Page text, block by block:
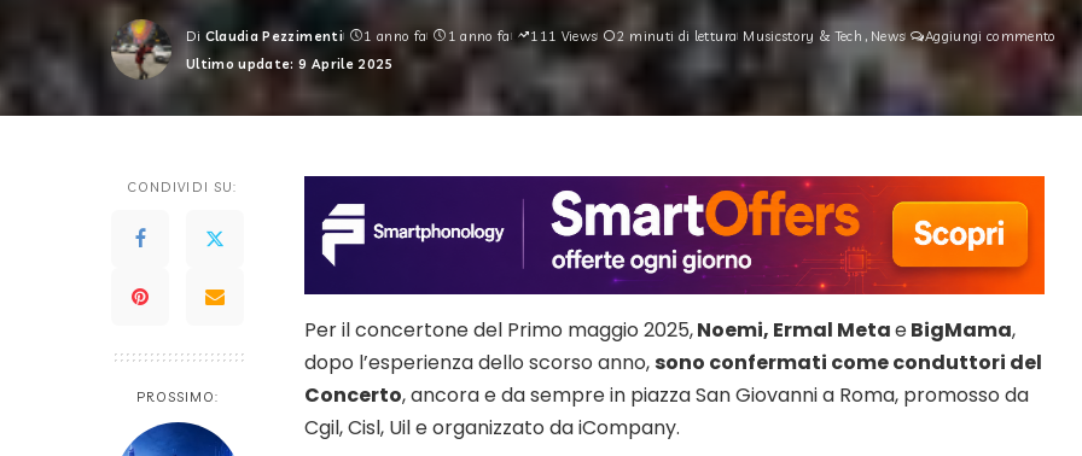
Posted
by
Di Claudia Pezzimenti 1 anno fa 1 anno fa 111 Views 2 minuti di lettura Musicstory & Tech News
Aggiungi commento
Ultimo update: 9 Aprile 2025
CONDIVIDI SU:
PROSSIMO:
Per il concertone del Primo maggio 2025,Noemi, Ermal MetaeBigMama,
dopo l’esperienza dello scorso anno,sono confermati come conduttori del
Concerto, ancora e da sempre in piazza San Giovanni a Roma, promosso da
Cgil, Cisl, Uil e organizzato da iCompany.